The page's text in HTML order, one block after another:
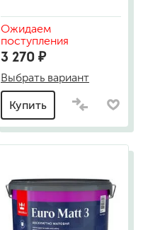
Ожидаем
поступления
3 270 ₽
Выбрать вариант
Купить